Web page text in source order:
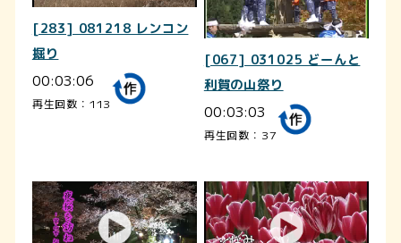
[283] 081218 レンコン
掘り
00:03:06
再生回数：113
[067] 031025 どーんと
利賀の山祭り
00:03:03
再生回数：37